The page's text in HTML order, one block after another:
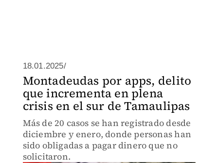
18.01.2025/
Montadeudas por apps, delito
que incrementa en plena
crisis en el sur de Tamaulipas
Más de 20 casos se han registrado desde
diciembre y enero, donde personas han
sido obligadas a pagar dinero que no
solicitaron.